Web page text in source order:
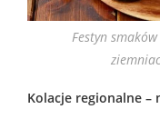
Festyn
Kolacje regionalne –